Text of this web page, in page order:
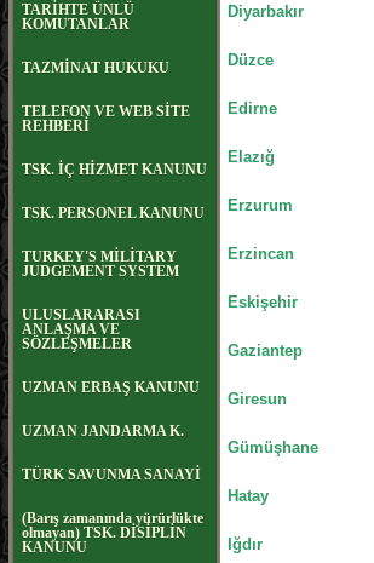
TARİHTE ÜNLÜ
KOMUTANLAR
TAZMİNAT HUKUKU
TELEFON VE WEB SİTE
REHBERİ
TSK. İÇ HİZMET KANUNU
TSK. PERSONEL KANUNU
TURKEY'S MİLİTARY
JUDGEMENT SYSTEM
ULUSLARARASI
ANLAŞMA VE
SÖZLEŞMELER
UZMAN ERBAŞ KANUNU
UZMAN JANDARMA K.
TÜRK SAVUNMA SANAYİ
(Barış zamanında yürürlükte
olmayan) TSK. DİSİPLİN
KANUNU
Diyarbakır
Düzce
Edirne
Elazığ
Erzurum
Erzincan
Eskişehir
Gaziantep
Giresun
Gümüşhane
Hatay
Iğdır